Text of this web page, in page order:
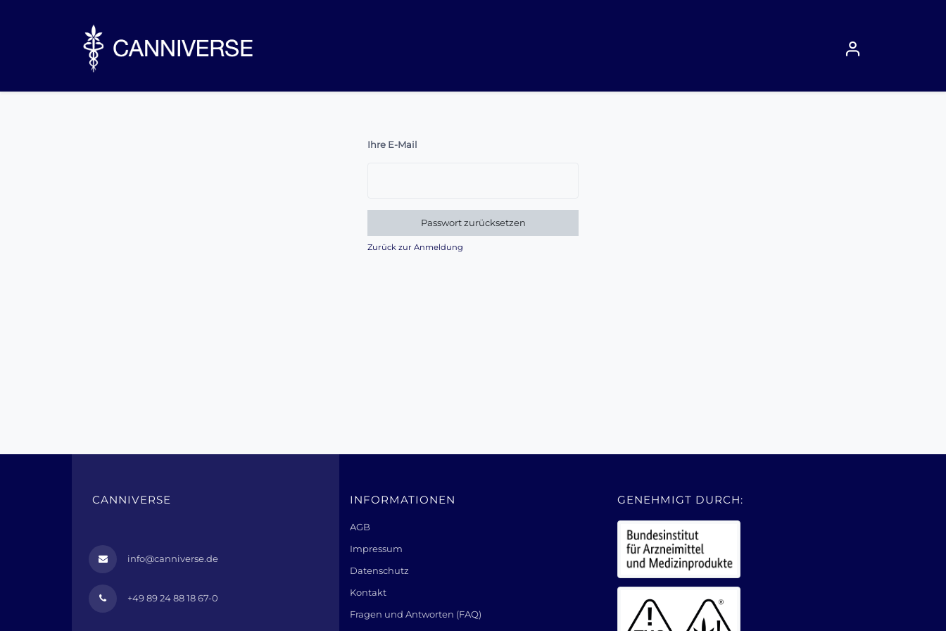
Ihre E-Mail
Passwort zurücksetzen
Zurück zur Anmeldung
CANNIVERSE
info@canniverse.de
+49 89 24 88 18 67-0
INFORMATIONEN
AGB
Impressum
Datenschutz
Kontakt
Fragen und Antworten (FAQ)
GENEHMIGT DURCH: